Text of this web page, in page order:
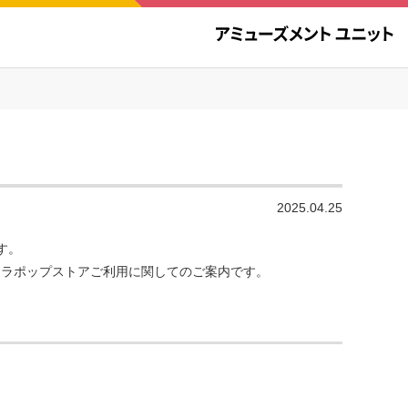
2025.04.25
ップストアご利用に関してのご案内です。